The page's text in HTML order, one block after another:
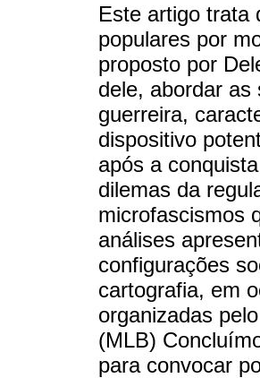
Este artigo trata
populares por
proposto por
dele, abordar as
guerreira,
dispositivo
após a
dilemas da
microfascismos
análises
configurações
cartografia, em
organizadas
(MLB)
para convocar